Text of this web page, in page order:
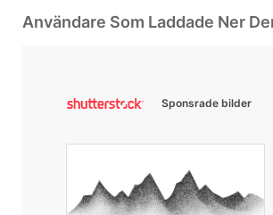
Användare Som Laddade Ner
Sponsrade bilder